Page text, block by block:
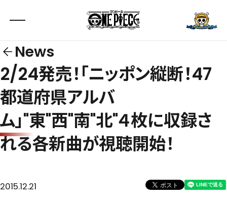
News
2/24発売！「ニッポン縦断！47
都道府県アルバ
ム」"東"西"南"北"４枚に収録さ
れる各新曲が視聴開始！
2015.12.21